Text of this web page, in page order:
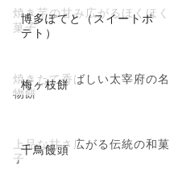
博多ぽてと（スイートポ
テト）
焼き芋の甘み広がるほくほく
菓子
梅ヶ枝餅
焼きたて香ばしい太宰府の名
物餅
千鳥饅頭
上品な甘さ広がる伝統の和菓
子